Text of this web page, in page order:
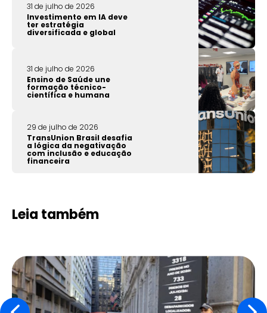
31 de julho de 2026
Investimento em IA deve
ter estratégia
diversificada e global
31 de julho de 2026
Ensino de Saúde une
formação técnico-
científica e humana
29 de julho de 2026
TransUnion Brasil desafia
a lógica da negativação
com inclusão e educação
financeira
Leia também